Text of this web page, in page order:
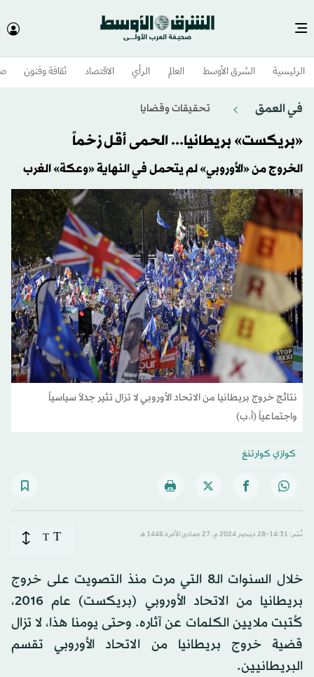
الرئيسية الشرق الأوسط​ العالم الرأي الاقتصاد ثقافة وفنون
في العمق تحقيقات وقضايا
«بريكست» بريطانيا... الحمى أقل زخماً
الخروج من «الأوروبي» لم يتحمل في النهاية «وعكة» الغرب
نتائج خروج بريطانيا من الاتحاد الأوروبي لا تزال تثير جدلاً سياسياً
واجتماعياً (أ.ب)
كوازي كوارتنغ
نُشر: 14:31-28 ديسمبر 2024 م ـ 27 جمادى الآخرة 1446 هـ T
T
خلال السنوات الـ8 التي مرت منذ التصويت على خروج
بريطانيا من الاتحاد الأوروبي (بريكست) عام 2016،
كُتبت ملايين الكلمات عن آثاره. وحتى يومنا هذا، لا تزال
قضية خروج بريطانيا من الاتحاد الأوروبي تقسم
البريطانيين.